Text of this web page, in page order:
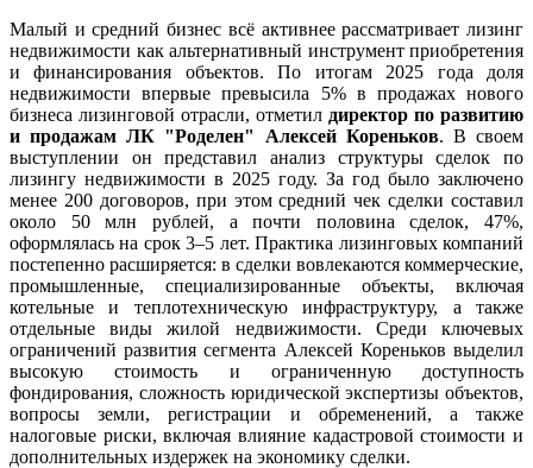
Малый и средний бизнес всё активнее рассматривает лизинг
недвижимости как альтернативный инструмент приобретения
и финансирования объектов. По итогам 2025 года доля
недвижимости впервые превысила 5% в продажах нового
бизнеса лизинговой отрасли, отметил директор по развитию
и продажам ЛК "Роделен" Алексей Кореньков. В своем
выступлении он представил анализ структуры сделок по
лизингу недвижимости в 2025 году. За год было заключено
менее 200 договоров, при этом средний чек сделки составил
около 50 млн рублей, а почти половина сделок, 47%,
оформлялась на срок 3–5 лет. Практика лизинговых компаний
постепенно расширяется: в сделки вовлекаются коммерческие,
промышленные, специализированные объекты, включая
котельные и теплотехническую инфраструктуру, а также
отдельные виды жилой недвижимости. Среди ключевых
ограничений развития сегмента Алексей Кореньков выделил
высокую стоимость и ограниченную доступность
фондирования, сложность юридической экспертизы объектов,
вопросы земли, регистрации и обременений, а также
налоговые риски, включая влияние кадастровой стоимости и
дополнительных издержек на экономику сделки.